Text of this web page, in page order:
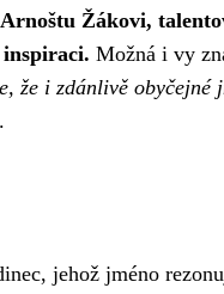
Žákovi,
Možná i vy
že i zdánlivě obyčejné
jehož jméno